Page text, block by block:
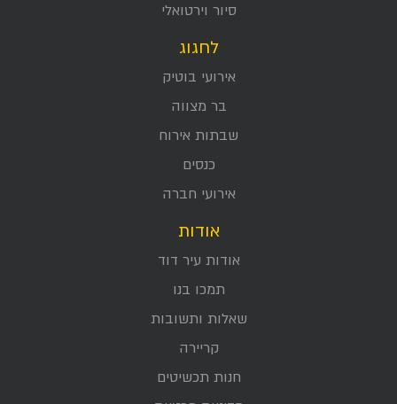
סיור וירטואלי
לחגוג
אירועי בוטיק
בר מצווה
שבתות אירוח
כנסים
אירועי חברה
אודות
אודות עיר דוד
תמכו בנו
שאלות ותשובות
קריירה
חנות תכשיטים